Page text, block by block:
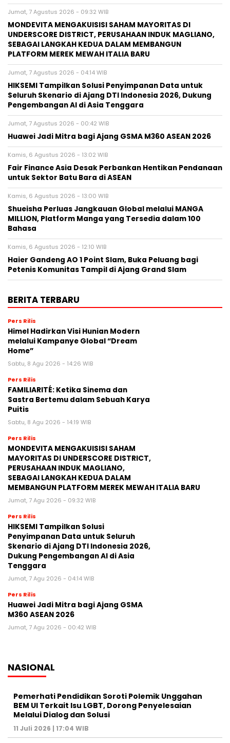
Jumat, 7 Agustus 2026 - 09:32 WIB
MONDEVITA MENGAKUISISI SAHAM MAYORITAS DI
UNDERSCORE DISTRICT, PERUSAHAAN INDUK MAGLIANO,
SEBAGAI LANGKAH KEDUA DALAM MEMBANGUN
PLATFORM MEREK MEWAH ITALIA BARU
Jumat, 7 Agustus 2026 - 04:14 WIB
HIKSEMI Tampilkan Solusi Penyimpanan Data untuk
Seluruh Skenario di Ajang DTI Indonesia 2026, Dukung
Pengembangan AI di Asia Tenggara
Jumat, 7 Agustus 2026 - 00:42 WIB
Huawei Jadi Mitra bagi Ajang GSMA M360 ASEAN 2026
Kamis, 6 Agustus 2026 - 13:02 WIB
Fair Finance Asia Desak Perbankan Hentikan Pendanaan
untuk Sektor Batu Bara di ASEAN
Kamis, 6 Agustus 2026 - 13:00 WIB
Shueisha Perluas Jangkauan Global melalui MANGA
MILLION, Platform Manga yang Tersedia dalam 100
Bahasa
Kamis, 6 Agustus 2026 - 12:10 WIB
Haier Gandeng AO 1 Point Slam, Buka Peluang bagi
Petenis Komunitas Tampil di Ajang Grand Slam
BERITA TERBARU
Pers Rilis
Himel Hadirkan Visi Hunian Modern
melalui Kampanye Global “Dream
Home”
Sabtu, 8 Agu 2026 - 14:26 WIB
Pers Rilis
FAMILIARITÉ: Ketika Sinema dan
Sastra Bertemu dalam Sebuah Karya
Puitis
Sabtu, 8 Agu 2026 - 14:19 WIB
Pers Rilis
MONDEVITA MENGAKUISISI SAHAM
MAYORITAS DI UNDERSCORE DISTRICT,
PERUSAHAAN INDUK MAGLIANO,
SEBAGAI LANGKAH KEDUA DALAM
MEMBANGUN PLATFORM MEREK MEWAH ITALIA BARU
Jumat, 7 Agu 2026 - 09:32 WIB
Pers Rilis
HIKSEMI Tampilkan Solusi
Penyimpanan Data untuk Seluruh
Skenario di Ajang DTI Indonesia 2026,
Dukung Pengembangan AI di Asia
Tenggara
Jumat, 7 Agu 2026 - 04:14 WIB
Pers Rilis
Huawei Jadi Mitra bagi Ajang GSMA
M360 ASEAN 2026
Jumat, 7 Agu 2026 - 00:42 WIB
NASIONAL
Pemerhati Pendidikan Soroti Polemik Unggahan
BEM UI Terkait Isu LGBT, Dorong Penyelesaian
Melalui Dialog dan Solusi
11 Juli 2026 | 17:04 WIB